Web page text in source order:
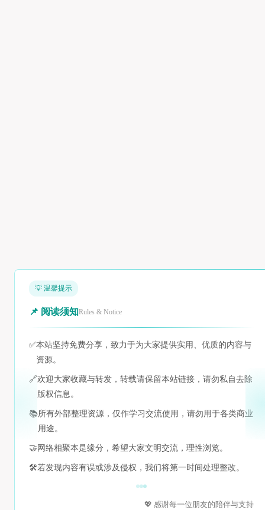
💡 温馨提示
📌 阅读须知Rules & Notice
✅本站坚持免费分享，致力于为大家提供实用、优质的内容与
资源。
🔗欢迎大家收藏与转发，转载请保留本站链接，请勿私自去除
版权信息。
📚所有外部整理资源，仅作学习交流使用，请勿用于各类商业
用途。
🤝 网络相聚本是缘分，希望大家文明交流，理性浏览。
🛠️若发现内容有误或涉及侵权，我们将第一时间处理整改。
💖 感谢每一位朋友的陪伴与支持